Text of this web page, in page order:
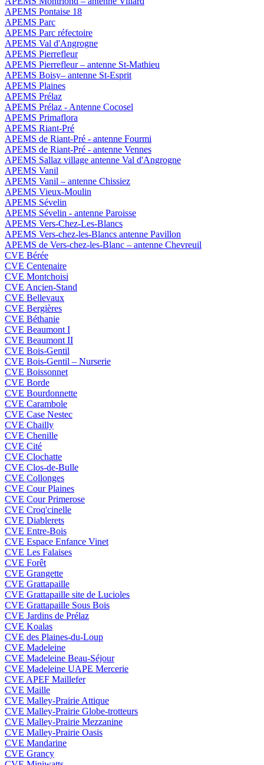
APEMS Pontaise 18
APEMS Parc
APEMS Parc réfectoire
APEMS Val d'Angrogne
APEMS Pierrefleur
APEMS Pierrefleur – antenne St-Mathieu
APEMS Boisy– antenne St-Esprit
APEMS Plaines
APEMS Prélaz
APEMS Prélaz - Antenne Cocosel
APEMS Primaflora
APEMS Riant-Pré
APEMS de Riant-Pré - antenne Fourmi
APEMS de Riant-Pré - antenne Vennes
APEMS Sallaz village antenne Val d'Angrogne
APEMS Vanil
APEMS Vanil – antenne Chissiez
APEMS Vieux-Moulin
APEMS Sévelin
APEMS Sévelin - antenne Paroisse
APEMS Vers-Chez-Les-Blancs
APEMS Vers-chez-les-Blancs antenne Pavillon
APEMS de Vers-chez-les-Blanc – antenne Chevreuil
CVE Bérée
CVE Centenaire
CVE Montchoisi
CVE Ancien-Stand
CVE Bellevaux
CVE Bergières
CVE Béthanie
CVE Beaumont I
CVE Beaumont II
CVE Bois-Gentil
CVE Bois-Gentil – Nurserie
CVE Boissonnet
CVE Borde
CVE Bourdonnette
CVE Carambole
CVE Case Nestec
CVE Chailly
CVE Chenille
CVE Cité
CVE Clochatte
CVE Clos-de-Bulle
CVE Collonges
CVE Cour Plaines
CVE Cour Primerose
CVE Croq'cinelle
CVE Diablerets
CVE Entre-Bois
CVE Espace Enfance Vinet
CVE Les Falaises
CVE Forêt
CVE Grangette
CVE Grattapaille
CVE Grattapaille site de Lucioles
CVE Grattapaille Sous Bois
CVE Jardins de Prélaz
CVE Koalas
CVE des Plaines-du-Loup
CVE Madeleine
CVE Madeleine Beau-Séjour
CVE Madeleine UAPE Mercerie
CVE APEF Maillefer
CVE Maille
CVE Malley-Prairie Attique
CVE Malley-Prairie Globe-trotteurs
CVE Malley-Prairie Mezzanine
CVE Malley-Prairie Oasis
CVE Mandarine
CVE Grancy